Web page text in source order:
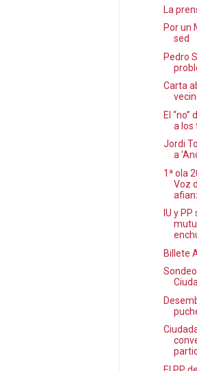
La
Por un
sed
Pedro
Carta
El “no”
a los
Jordi
a
1ª ola
Voz
IU y
Billete